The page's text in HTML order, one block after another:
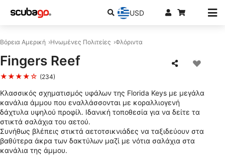
USD
Βόρεια Αμερική Ηνωμένες Πολιτείες Φλόριντα
Fingers Reef
★★★★☆ (234)
Κλασσικός σχηματισμός υφάλων της Florida Keys με μεγάλα
κανάλια άμμου που εναλλάσσονται με κοραλλιογενή
δάχτυλα υψηλού προφίλ. Ιδανική τοποθεσία για να δείτε τα
στικτά σαλάχια του αετού.
Συνήθως βλέπεις στικτά αετοτσικνιάδες να ταξιδεύουν στα
βαθύτερα άκρα των δακτύλων μαζί με νότια σαλάχια στα
κανάλια της άμμου.